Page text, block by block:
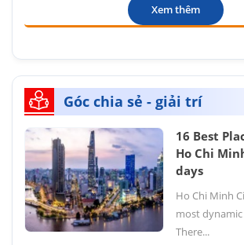
Xem thêm
Góc chia sẻ - giải trí
16 Best
Ho Chi
days
Ho Chi Minh
most
There...